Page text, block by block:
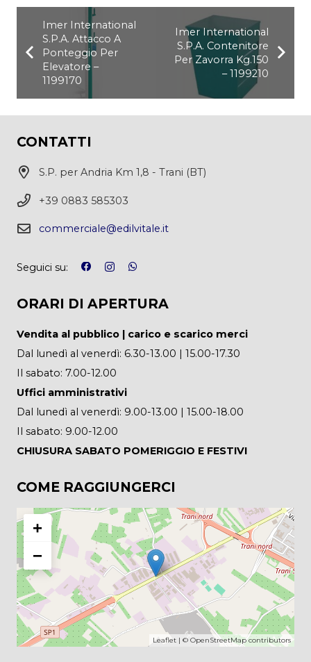
Imer International
S.P.A. Attacco A
Ponteggio Per
Elevatore –
1199170
Imer International
S.P.A. Contenitore
Per Zavorra Kg.150
– 1199210
CONTATTI
S.P. per Andria Km 1,8 - Trani (BT)
+39 0883 585303
commerciale@edilvitale.it
Seguici su:
ORARI DI APERTURA
Vendita al pubblico | carico e scarico merci
Dal lunedì al venerdì: 6.30-13.00 | 15.00-17.30
Il sabato: 7.00-12.00
Uffici amministrativi
Dal lunedì al venerdì: 9.00-13.00 | 15.00-18.00
Il sabato: 9.00-12.00
CHIUSURA SABATO POMERIGGIO E FESTIVI
COME RAGGIUNGERCI
+
−
Leaflet | © OpenStreetMapcontributors